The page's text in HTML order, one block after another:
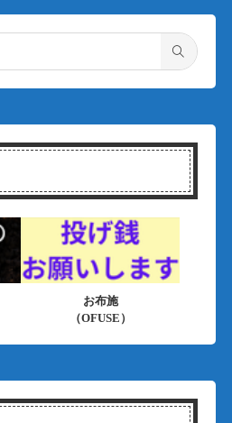
お布施
（OFUSE）